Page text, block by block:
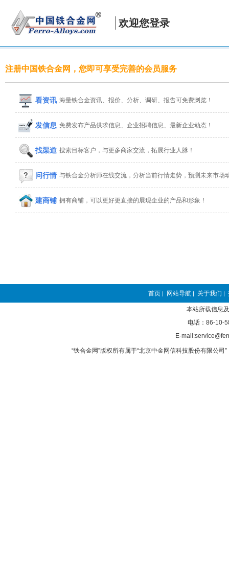
欢迎您登录
注册中国铁合金网，您即可享受完善的会员服务
看资讯 海量铁合金资讯、报价、分析、调研、报告可免费浏览！
发信息 免费发布产品供求信息、企业招聘信息、最新企业动态！
找渠道 搜索目标客户，与更多商家交流，拓展行业人脉！
问行情 与铁合金分析师在线交流，分析当前行情走势，预测未来市场
建商铺 拥有商铺，可以更好更直接的展现企业的产品和形象！
首页 | 网站导航 | 关于我们 |
本站所载信息
电话：86-10-
E-
“铁合金网”版权所有属于“北京中金网信科技股份有限公司